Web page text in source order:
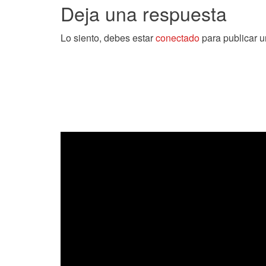
entradas
Deja una respuesta
Lo siento, debes estarconectadopara publicar